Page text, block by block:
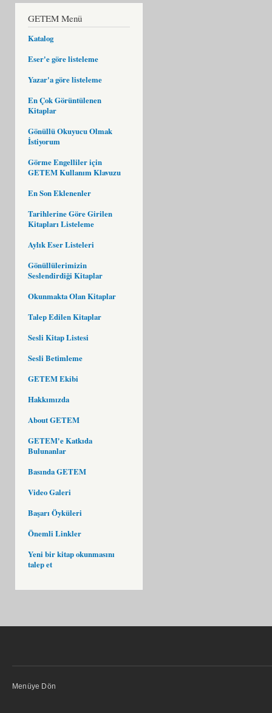
GETEM Menü
Katalog
Eser'e göre listeleme
Yazar'a göre listeleme
En Çok Görüntülenen
Kitaplar
Gönüllü Okuyucu Olmak
İstiyorum
Görme Engelliler için
GETEM Kullanım Klavuzu
En Son Eklenenler
Tarihlerine Göre Girilen
Kitapları Listeleme
Aylık Eser Listeleri
Gönüllülerimizin
Seslendirdiği Kitaplar
Okunmakta Olan Kitaplar
Talep Edilen Kitaplar
Sesli Kitap Listesi
Sesli Betimleme
GETEM Ekibi
Hakkımızda
About GETEM
GETEM'e Katkıda
Bulunanlar
Basında GETEM
Video Galeri
Başarı Öyküleri
Önemli Linkler
Yeni bir kitap okunmasını
talep et
Menüye Dön